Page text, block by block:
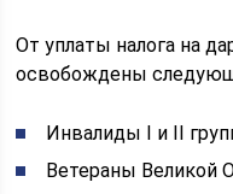
От уплаты налога на
освобождены
Инвалиды I и II
Ветераны Великой